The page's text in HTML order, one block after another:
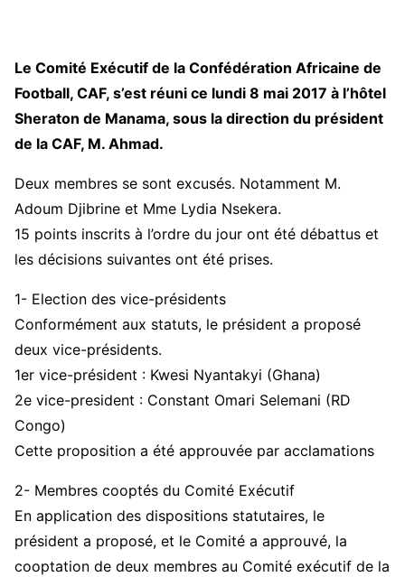
Le Comité Exécutif de la Confédération Africaine de
Football, CAF, s’est réuni ce lundi 8 mai 2017 à l’hôtel
Sheraton de Manama, sous la direction du président
de la CAF, M. Ahmad.
Deux membres se sont excusés. Notamment M.
Adoum Djibrine et Mme Lydia Nsekera.
15 points inscrits à l’ordre du jour ont été débattus et
les décisions suivantes ont été prises.
1- Election des vice-présidents
Conformément aux statuts, le président a proposé
deux vice-présidents.
1er vice-président : Kwesi Nyantakyi (Ghana)
2e vice-president : Constant Omari Selemani (RD
Congo)
Cette proposition a été approuvée par acclamations
2- Membres cooptés du Comité Exécutif
En application des dispositions statutaires, le
président a proposé, et le Comité a approuvé, la
cooptation de deux membres au Comité exécutif de la